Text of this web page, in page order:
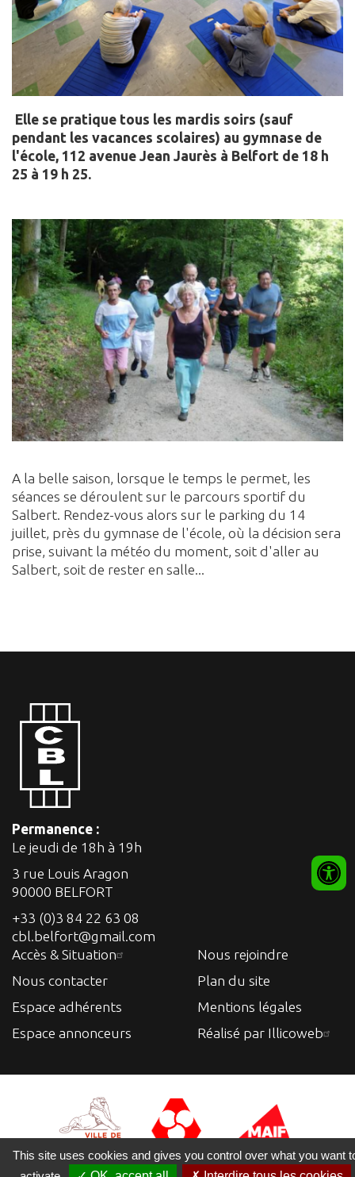
Elle se pratique tous les mardis soirs (sauf
pendant les vacances scolaires) au gymnase de
l'école, 112 avenue Jean Jaurès à Belfort de 18 h
25 à 19 h 25.
A la belle saison, lorsque le temps le permet, les
séances se déroulent sur le parcours sportif du
Salbert. Rendez-vous alors sur le parking du 14
juillet, près du gymnase de l'école, où la décision sera
prise, suivant la météo du moment, soit d'aller au
Salbert, soit de rester en salle...
Permanence :
Le jeudi de 18h à 19h
3 rue Louis Aragon
90000 BELFORT
+33 (0)3 84 22 63 08
cbl.belfort@gmail.com
Accès & Situation
Nous contacter
Espace adhérents
Espace annonceurs
Nous rejoindre
Plan du site
Mentions légales
Réalisé par Illicoweb
This site uses cookies and gives you control over what you want